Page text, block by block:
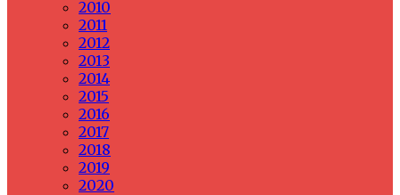
2010
2011
2012
2013
2014
2015
2016
2017
2018
2019
2020